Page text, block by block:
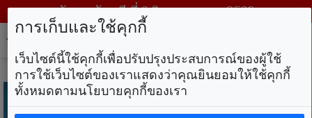
วันพฤหัสบดี ที่ 6 สิงหาคม พ.ศ. 2569
การเก็บและใช้คุกกี้
เว็บไซต์นี้ใช้คุกกี้เพื่อปรับปรุงประสบการณ์ของผู้ใช้
การใช้เว็บไซต์ของเราแสดงว่าคุณยินยอมให้ใช้คุกกี้
ทั้งหมดตามนโยบายคุกกี้ของเรา